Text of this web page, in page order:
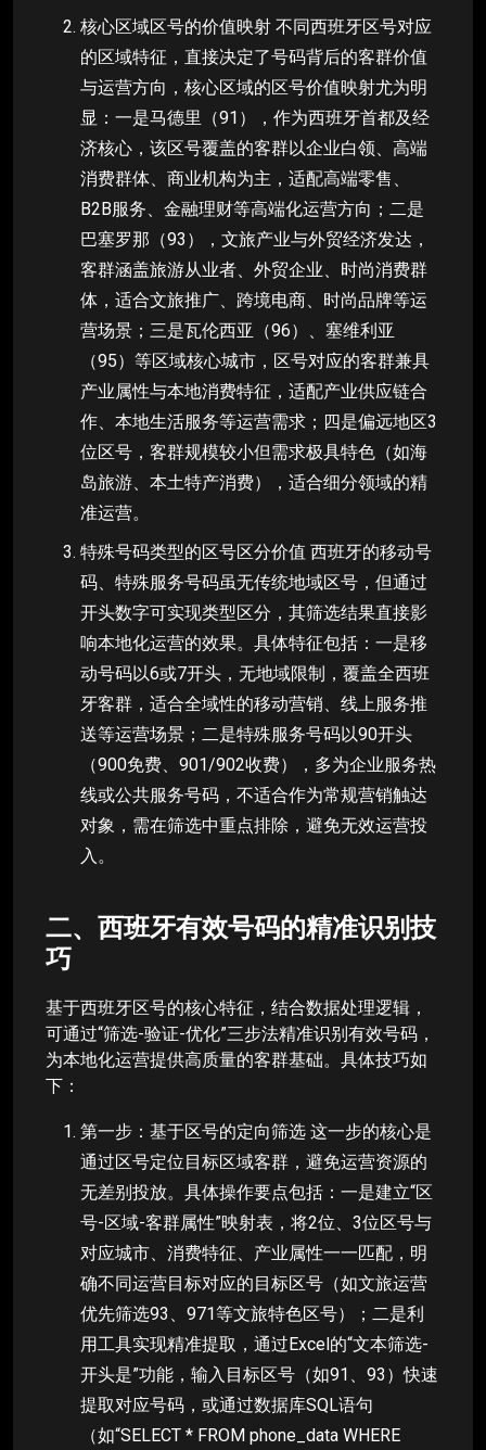
核心区域区号的价值映射 不同西班牙区号对应
的区域特征，直接决定了号码背后的客群价值
与运营方向，核心区域的区号价值映射尤为明
显：一是马德里（91），作为西班牙首都及经
济核心，该区号覆盖的客群以企业白领、高端
消费群体、商业机构为主，适配高端零售、
B2B服务、金融理财等高端化运营方向；二是
巴塞罗那（93），文旅产业与外贸经济发达，
客群涵盖旅游从业者、外贸企业、时尚消费群
体，适合文旅推广、跨境电商、时尚品牌等运
营场景；三是瓦伦西亚（96）、塞维利亚
（95）等区域核心城市，区号对应的客群兼具
产业属性与本地消费特征，适配产业供应链合
作、本地生活服务等运营需求；四是偏远地区3
位区号，客群规模较小但需求极具特色（如海
岛旅游、本土特产消费），适合细分领域的精
准运营。
特殊号码类型的区号区分价值 西班牙的移动号
码、特殊服务号码虽无传统地域区号，但通过
开头数字可实现类型区分，其筛选结果直接影
响本地化运营的效果。具体特征包括：一是移
动号码以6或7开头，无地域限制，覆盖全西班
牙客群，适合全域性的移动营销、线上服务推
送等运营场景；二是特殊服务号码以90开头
（900免费、901/902收费），多为企业服务热
线或公共服务号码，不适合作为常规营销触达
对象，需在筛选中重点排除，避免无效运营投
入。
二、西班牙有效号码的精准识别技
巧
基于西班牙区号的核心特征，结合数据处理逻辑，
可通过“筛选-验证-优化”三步法精准识别有效号码，
为本地化运营提供高质量的客群基础。具体技巧如
下：
第一步：基于区号的定向筛选 这一步的核心是
通过区号定位目标区域客群，避免运营资源的
无差别投放。具体操作要点包括：一是建立“区
号-区域-客群属性”映射表，将2位、3位区号与
对应城市、消费特征、产业属性一一匹配，明
确不同运营目标对应的目标区号（如文旅运营
优先筛选93、971等文旅特色区号）；二是利
用工具实现精准提取，通过Excel的“文本筛选-
开头是”功能，输入目标区号（如91、93）快速
提取对应号码，或通过数据库SQL语句
（如“SELECT * FROM phone_data WHERE